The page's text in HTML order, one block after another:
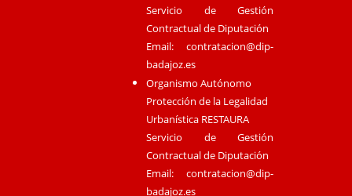
Servicio de Gestión
Contractual de Diputación
Email:contratacion@dip-
badajoz.es
Organismo Autónomo
Protección de la Legalidad
Urbanística RESTAURA
Servicio de Gestión
Contractual de Diputación
Email:contratacion@dip-
badajoz.es